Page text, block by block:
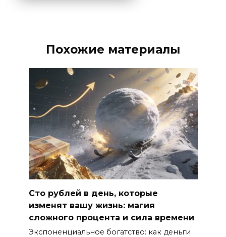
Похожие материалы
Сто рублей в день, которые
изменят вашу жизнь: магия
сложного процента и сила времени
Экспоненциальное богатство: как деньги